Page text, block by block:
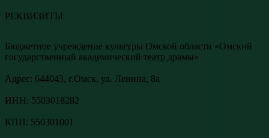
РЕКВИЗИТЫ
Бюджетное учреждение культуры Омской области «Омский
государственный академический театр драмы»
Адреc: 644043, г.Омск, ул. Ленина, 8а
ИНН: 5503018282
КПП: 550301001